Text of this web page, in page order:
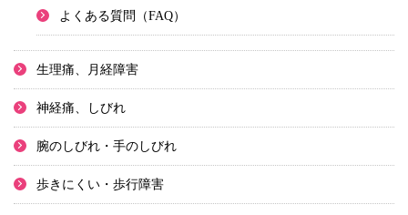
よくある質問（FAQ）
生理痛、月経障害
神経痛、しびれ
腕のしびれ・手のしびれ
歩きにくい・歩行障害